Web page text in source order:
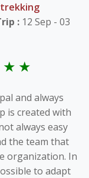
: 12 Sep - 03
and always
is created with
always easy
the team that
organization. In
to adapt